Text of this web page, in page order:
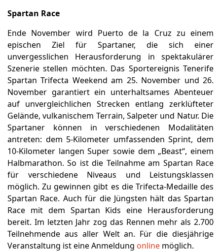
Spartan Race
Ende November wird Puerto de la Cruz zu einem
epischen Ziel für Spartaner, die sich einer
unvergesslichen Herausforderung in spektakulärer
Szenerie stellen möchten. Das Sportereignis Tenerife
Spartan Trifecta Weekend am 25. November und 26.
November garantiert ein unterhaltsames Abenteuer
auf unvergleichlichen Strecken entlang zerklüfteter
Gelände, vulkanischem Terrain, Salpeter und Natur. Die
Spartaner können in verschiedenen Modalitäten
antreten: dem 5-Kilometer umfassenden Sprint, dem
10-Kilometer langen Super sowie dem „Beast“, einem
Halbmarathon. So ist die Teilnahme am Spartan Race
für verschiedene Niveaus und Leistungsklassen
möglich. Zu gewinnen gibt es die Trifecta-Medaille des
Spartan Race. Auch für die Jüngsten hält das Spartan
Race mit dem Spartan Kids eine Herausforderung
bereit. Im letzten Jahr zog das Rennen mehr als 2.700
Teilnehmende aus aller Welt an. Für die diesjährige
Veranstaltung ist eine Anmeldung online möglich.